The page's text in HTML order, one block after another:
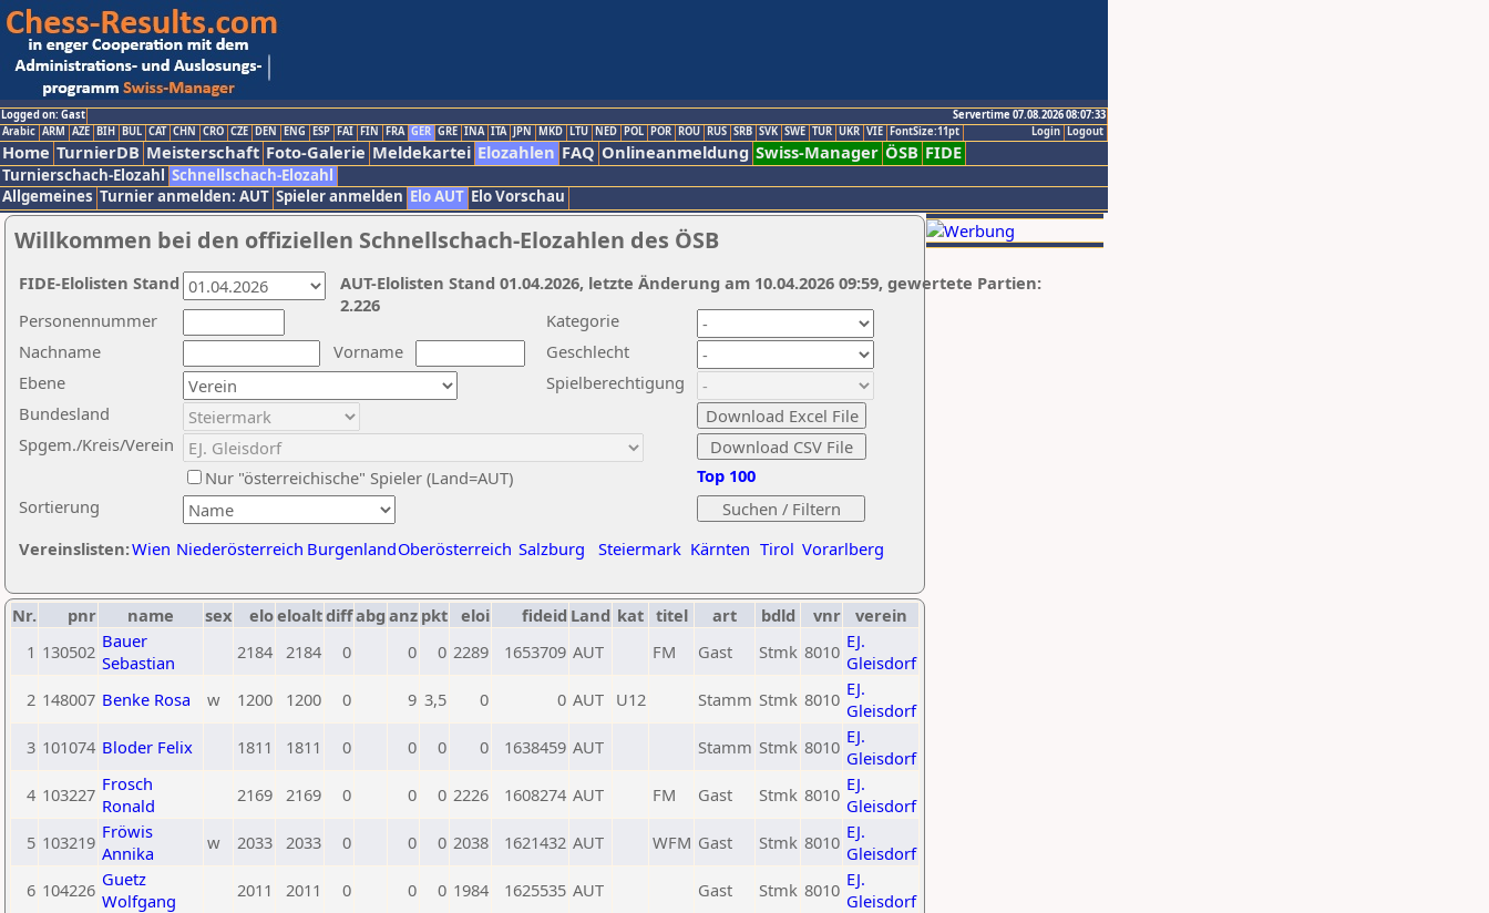
Logged on: Gast
Servertime 07.08.2026 08:07:33
Logout
Login
Arabic ARM AZE BIH BUL CAT CHN CRO CZE DEN ENG ESP FAI FIN FRA GER GRE INA ITA JPN MKD LTU NED POL POR ROU RUS SRB SVK SWE TUR UKR VIE FontSize:11pt
Home TurnierDB Meisterschaft Foto-Galerie Meldekartei Elozahlen FAQ Onlineanmeldung Swiss-Manager ÖSB FIDE
Turnierschach-Elozahl Schnellschach-Elozahl
Allgemeines Turnier anmelden: AUT Spieler anmelden Elo AUT Elo Vorschau
Willkommen bei den offiziellen Schnellschach-Elozahlen des ÖSB
Nachname
Vorname
Ebene
Kategorie
Sortierung
Personennummer
Bundesland
Spgem./Kreis/Verein
Geschlecht
Nur "österreichische" Spieler (Land=AUT)
Spielberechtigung
Vereinslisten:Wien Niederösterreich BurgenlandOberösterreich Salzburg Steiermark Kärnten Tirol Vorarlberg
Top 100
AUT-Elolisten Stand 01.04.2026, letzte Änderung am 10.04.2026 09:59, gewertete Partien:
2.226
FIDE-Elolisten Stand
Nr. pnr name sex eloeloaltdiffabg anz pkt eloi fideid Land kat titel art bdld vnr
verein
1 130502 Bauer
Sebastian
2184 2184 0 0 0 2289 1653709 AUT FM Gast Stmk 8010 EJ.
Gleisdorf
2 148007 Benke Rosa w 1200 1200 0 9 3,5 0 0 AUT U12 Stamm Stmk 8010 EJ.
Gleisdorf
3 101074 Bloder Felix 1811 1811 0 0 0 0 1638459 AUT Stamm Stmk 8010 EJ.
Gleisdorf
4 103227 Frosch
Ronald
2169 2169 0 0 0 2226 1608274 AUT FM Gast Stmk 8010 EJ.
Gleisdorf
5 103219 Fröwis
Annika
w 2033 2033 0 0 0 2038 1621432 AUT WFM Gast Stmk 8010 EJ.
Gleisdorf
6 104226 Guetz
Wolfgang
2011 2011 0 0 0 1984 1625535 AUT Gast Stmk 8010 EJ.
Gleisdorf